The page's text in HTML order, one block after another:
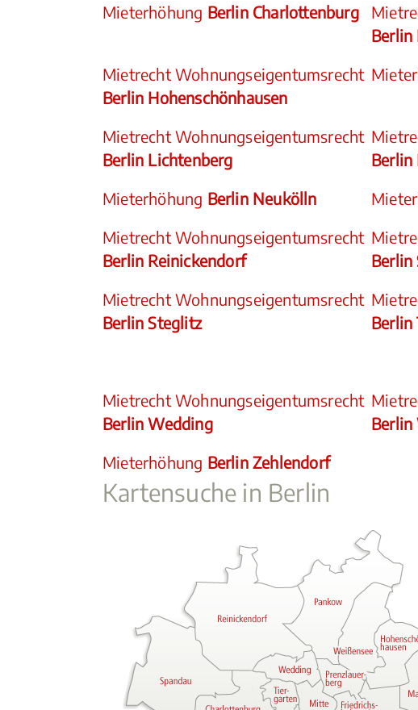
Mieterhöhung Berlin Charlottenburg
Berlin
Mietrecht Wohnungseigentumsrecht
Berlin Hohenschönhausen
Mietrecht Wohnungseigentumsrecht
Berlin Lichtenberg
Berlin
Mieterhöhung Berlin Neukölln
Mietrecht Wohnungseigentumsrecht
Berlin Reinickendorf
Berlin
Mietrecht Wohnungseigentumsrecht
Berlin Steglitz
Berlin
Mietrecht Wohnungseigentumsrecht
Berlin Wedding
Berlin
Mieterhöhung Berlin Zehlendorf
Kartensuche in Berlin